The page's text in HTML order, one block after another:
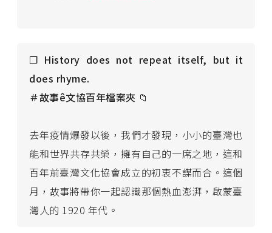
❐ History does not repeat itself, but it
does rhyme.
＃故事ê文協百年檔案夾 📁
去年疫情爆發以後，我們才發現，小小的臺灣也
能和世界共存共榮，擁有自己的一席之地，這和
百年前臺灣文化協會成立的初衷不謀而合。這個
月，故事將帶你一起認識那個熱血澎湃，啟蒙臺
灣人的 1920 年代。